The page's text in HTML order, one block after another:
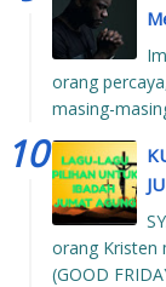
orang
masing-
orang Kristen
(GOOD